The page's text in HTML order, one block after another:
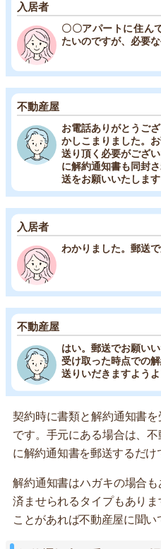
入居者
〇〇アパートに住ん
たいのですが、必要
不動産屋
お電話ありがとうご
かしこまりました。
送り頂く必要がござ
に解約通知書も同封
送をお願いいたします
入居者
わかりました。郵送
不動産屋
はい。郵送でお願い
受け取った時点での
送りいだきますよう
契約時に書類と解約通知書
です。手元にある場合は、
に解約通知書を郵送するだけ
解約通知書はハガキの場合
済ませられるタイプもあり
ことがあれば不動産屋に聞い